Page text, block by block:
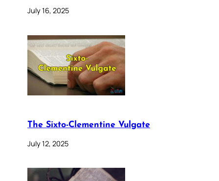
July 16, 2025
The Sixto-Clementine Vulgate
July 12, 2025